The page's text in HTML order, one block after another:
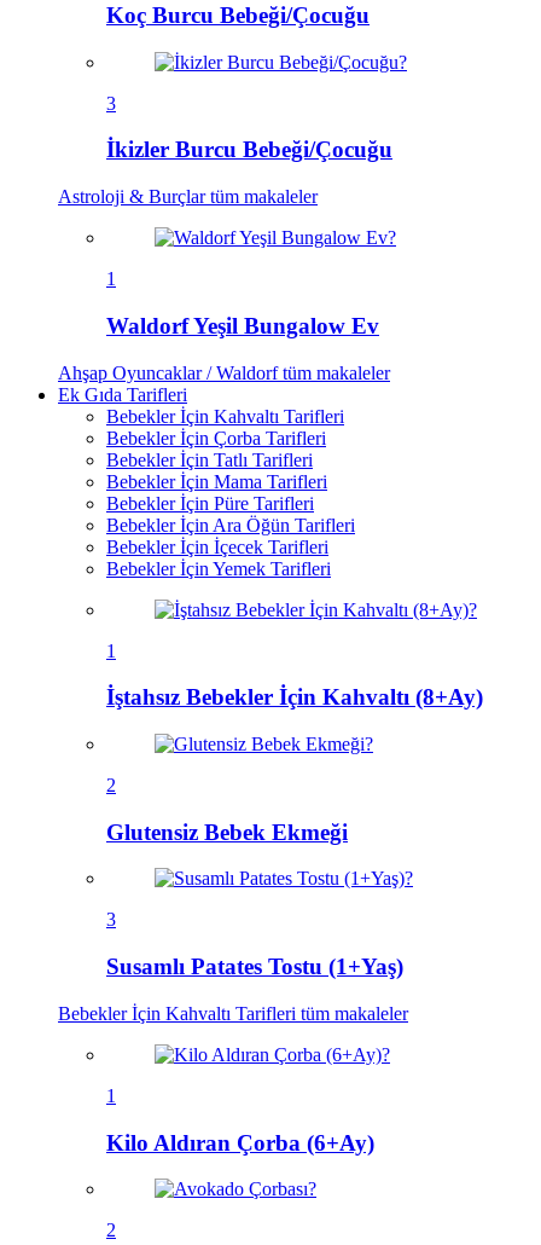
Koç Burcu Bebeği/Çocuğu
3
İkizler Burcu Bebeği/Çocuğu
Astroloji & Burçlartüm makaleler
1
Waldorf Yeşil Bungalow Ev
Ahşap Oyuncaklar / Waldorftüm makaleler
Ek Gıda Tarifleri
Bebekler İçin Kahvaltı Tarifleri
Bebekler İçin Çorba Tarifleri
Bebekler İçin Tatlı Tarifleri
Bebekler İçin Mama Tarifleri
Bebekler İçin Püre Tarifleri
Bebekler İçin Ara Öğün Tarifleri
Bebekler İçin İçecek Tarifleri
Bebekler İçin Yemek Tarifleri
1
İştahsız Bebekler İçin Kahvaltı (8+Ay)
2
Glutensiz Bebek Ekmeği
3
Susamlı Patates Tostu (1+Yaş)
Bebekler İçin Kahvaltı Tarifleri tüm makaleler
1
Kilo Aldıran Çorba (6+Ay)
2